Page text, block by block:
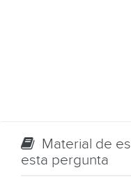
Material de
esta pergunta